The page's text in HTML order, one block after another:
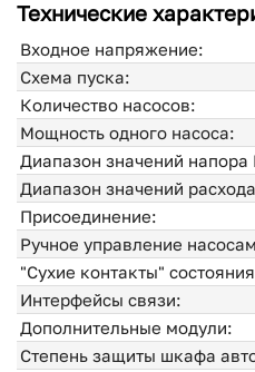
Технические
Входное напряжение:
Схема пуска:
Количество насосов:
Мощность одного насоса:
Диапазон значений напора
Диапазон значений
Присоединение:
Ручное управление
"Сухие контакты"
Интерфейсы связи:
Дополнительные модули:
Степень защиты шкафа